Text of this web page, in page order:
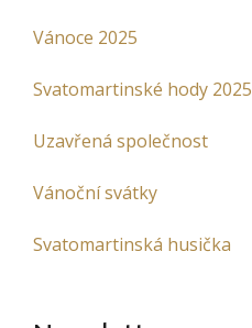
Vánoce 2025
Svatomartinské hody 2025
Uzavřená společnost
Vánoční svátky
Svatomartinská husička